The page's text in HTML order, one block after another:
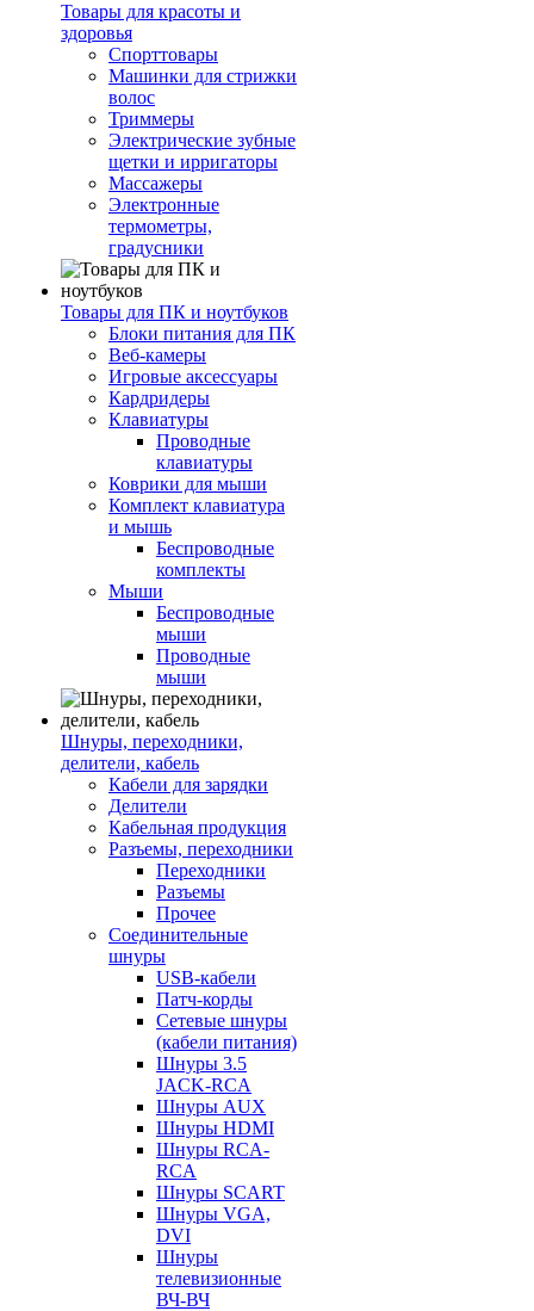
Товары для красоты и
здоровья
Спорттовары
Машинки для стрижки
волос
Триммеры
Электрические зубные
щетки и ирригаторы
Массажеры
Электронные
термометры,
градусники
Товары для ПК и ноутбуков
Блоки питания для ПК
Веб-камеры
Игровые аксессуары
Кардридеры
Клавиатуры
Проводные
клавиатуры
Коврики для мыши
Комплект клавиатура
и мышь
Беспроводные
комплекты
Мыши
Беспроводные
мыши
Проводные
мыши
Шнуры, переходники,
делители, кабель
Кабели для зарядки
Делители
Кабельная продукция
Разъемы, переходники
Переходники
Разъемы
Прочее
Соединительные
шнуры
USB-кабели
Патч-корды
Сетевые шнуры
(кабели питания)
Шнуры 3.5
JACK-RCA
Шнуры AUX
Шнуры HDMI
Шнуры RCA-
RCA
Шнуры SCART
Шнуры VGA,
DVI
Шнуры
телевизионные
ВЧ-ВЧ